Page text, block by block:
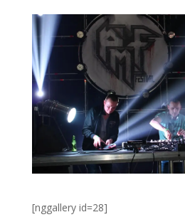
[nggallery id=28]